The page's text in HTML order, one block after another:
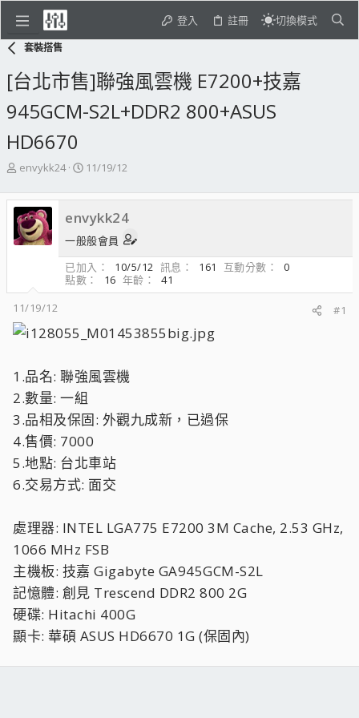
登入 註冊 切換模式
套裝搭售
[台北市售]聯強風雲機 E7200+技嘉
945GCM-S2L+DDR2 800+ASUS
HD6670
主
發
起
人
envykk24
開
日
期
11/19/12
envykk24
一般般會員
已加入
10/5/12 訊息 161 互動分數
0
點數
16 年齡
41
11/19/12
#1
1.品名: 聯強風雲機
2.數量: 一組
3.品相及保固: 外觀九成新，已過保
4.售價: 7000
5.地點: 台北車站
6.交易方式: 面交
處理器: INTEL LGA775 E7200 3M Cache, 2.53 GHz,
1066 MHz FSB
主機板: 技嘉 Gigabyte GA945GCM-S2L
記憶體: 創見 Trescend DDR2 800 2G
硬碟: Hitachi 400G
顯卡: 華碩 ASUS HD6670 1G (保固內)